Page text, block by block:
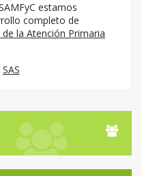
estamos
completo de
la Atención Primaria
SAS